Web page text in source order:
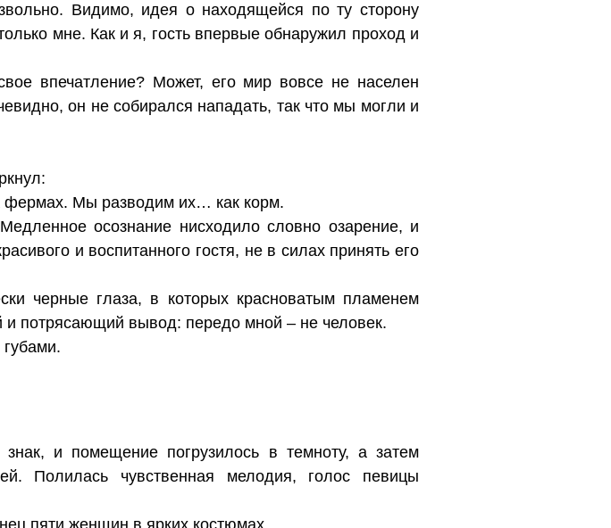
Видимо, идея о находящейся по ту сторону
мне. Как и я, гость впервые обнаружил проход и
впечатление? Может, его мир вовсе не населен
он не собирался нападать, так что мы могли и
фермах. Мы разводим их… как корм.
осознание нисходило словно озарение, и
и воспитанного гостя, не в силах принять его
черные глаза, в которых красноватым пламенем
и потрясающий вывод: передо мной – не человек.
и помещение погрузилось в темноту, а затем
Полилась чувственная мелодия, голос певицы
пяти женщин в ярких костюмах.